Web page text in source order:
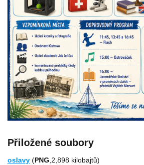
Přiložené soubory
oslavy (PNG,2,898 kilobajtů)